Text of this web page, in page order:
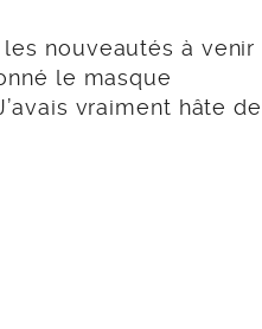
nouveautés à venir
le masque
vraiment hâte de…